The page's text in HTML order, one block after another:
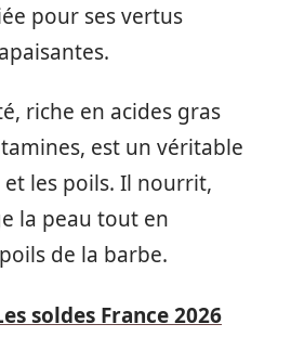
pour ses vertus
riche en acides gras
est un véritable
les poils. Il nourrit,
la peau tout en
de la barbe.
soldes France 2026